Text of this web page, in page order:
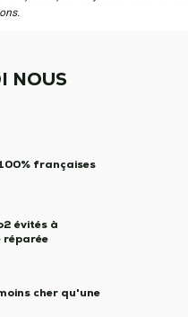
NOUS
françaises
évités à
réparée
cher qu'une